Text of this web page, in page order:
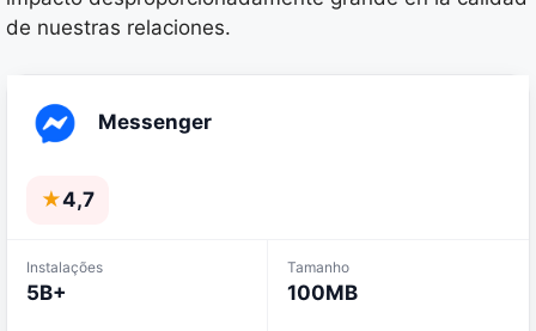
de nuestras relaciones.
Messenger
★4,7
Instalações
5B+
Tamanho
100MB